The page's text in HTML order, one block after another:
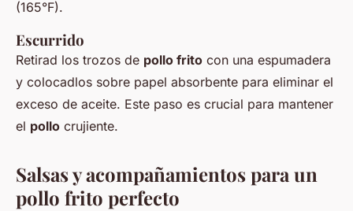
(165°F).
Escurrido
Retirad los trozos de pollo frito con una espumadera
y colocadlos sobre papel absorbente para eliminar el
exceso de aceite. Este paso es crucial para mantener
el pollo crujiente.
Salsas y acompañamientos para un
pollo frito perfecto